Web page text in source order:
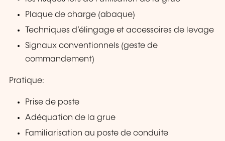
Plaque de charge (abaque)
Techniques d’élingage et accessoires de levage
Signaux conventionnels (geste de
commandement)
Pratique:
Prise de poste
Adéquation de la grue
Familiarisation au poste de conduite